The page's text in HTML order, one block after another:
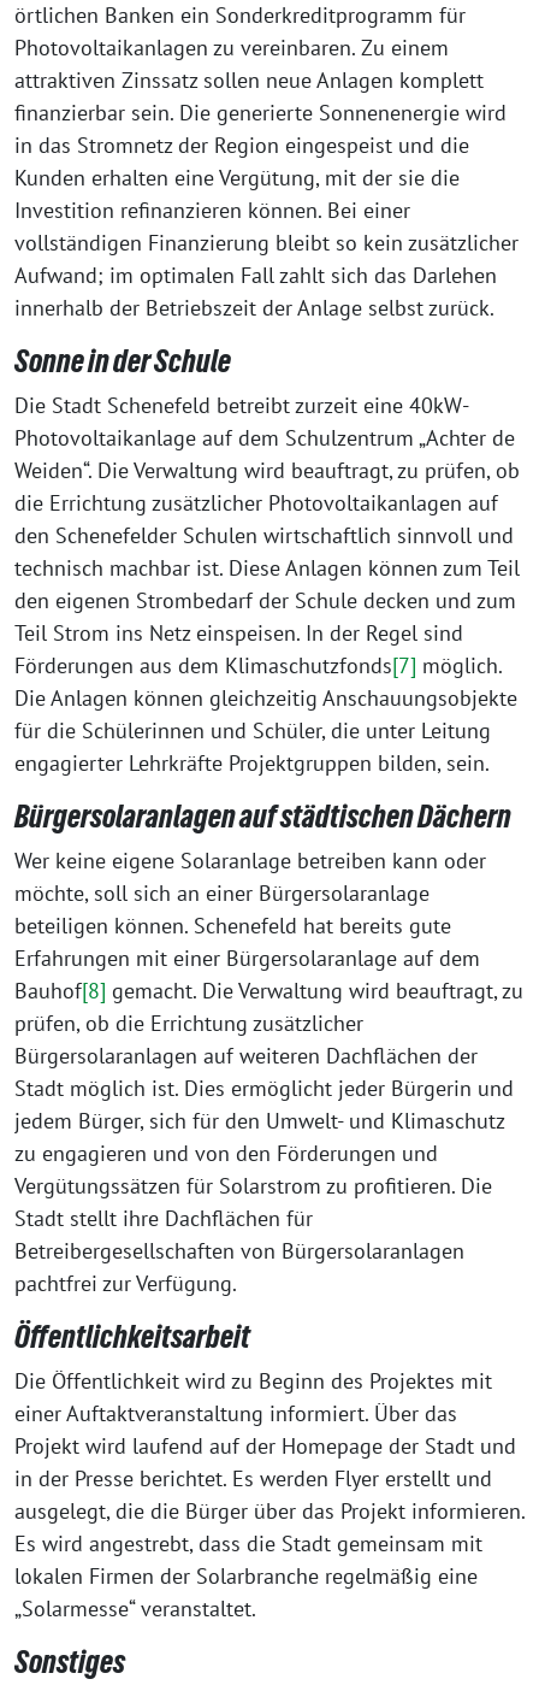
örtlichen Banken ein Sonderkreditprogramm für
Photovoltaikanlagen zu vereinbaren. Zu einem
attraktiven Zinssatz sollen neue Anlagen komplett
finanzierbar sein. Die generierte Sonnenenergie wird
in das Stromnetz der Region eingespeist und die
Kunden erhalten eine Vergütung, mit der sie die
Investition refinanzieren können. Bei einer
vollständigen Finanzierung bleibt so kein zusätzlicher
Aufwand; im optimalen Fall zahlt sich das Darlehen
innerhalb der Betriebszeit der Anlage selbst zurück.
Sonne in der Schule
Die Stadt Schenefeld betreibt zurzeit eine 40kW-
Photovoltaikanlage auf dem Schulzentrum „Achter de
Weiden“. Die Verwaltung wird beauftragt, zu prüfen, ob
die Errichtung zusätzlicher Photovoltaikanlagen auf
den Schenefelder Schulen wirtschaftlich sinnvoll und
technisch machbar ist. Diese Anlagen können zum Teil
den eigenen Strombedarf der Schule decken und zum
Teil Strom ins Netz einspeisen. In der Regel sind
Förderungen aus dem Klimaschutzfonds[7] möglich.
Die Anlagen können gleichzeitig Anschauungsobjekte
für die Schülerinnen und Schüler, die unter Leitung
engagierter Lehrkräfte Projektgruppen bilden, sein.
Bürgersolaranlagen auf städtischen Dächern
Wer keine eigene Solaranlage betreiben kann oder
möchte, soll sich an einer Bürgersolaranlage
beteiligen können. Schenefeld hat bereits gute
Erfahrungen mit einer Bürgersolaranlage auf dem
Bauhof[8] gemacht. Die Verwaltung wird beauftragt, zu
prüfen, ob die Errichtung zusätzlicher
Bürgersolaranlagen auf weiteren Dachflächen der
Stadt möglich ist. Dies ermöglicht jeder Bürgerin und
jedem Bürger, sich für den Umwelt- und Klimaschutz
zu engagieren und von den Förderungen und
Vergütungssätzen für Solarstrom zu profitieren. Die
Stadt stellt ihre Dachflächen für
Betreibergesellschaften von Bürgersolaranlagen
pachtfrei zur Verfügung.
Öffentlichkeitsarbeit
Die Öffentlichkeit wird zu Beginn des Projektes mit
einer Auftaktveranstaltung informiert. Über das
Projekt wird laufend auf der Homepage der Stadt und
in der Presse berichtet. Es werden Flyer erstellt und
ausgelegt, die die Bürger über das Projekt informieren.
Es wird angestrebt, dass die Stadt gemeinsam mit
lokalen Firmen der Solarbranche regelmäßig eine
„Solarmesse“ veranstaltet.
Sonstiges